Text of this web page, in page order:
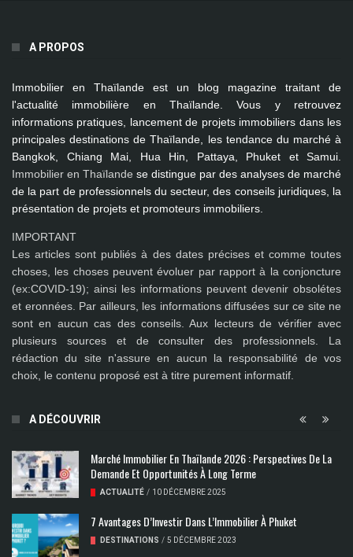
A PROPOS
Immobilier en Thaïlande est un blog magazine traitant de
l'actualité immobilière en Thaïlande. Vous y retrouvez
informations pratiques, lancement de projets immobiliers dans les
principales destinations de Thaïlande, les tendance du marché à
Bangkok, Chiang Mai, Hua Hin, Pattaya, Phuket et Samui
Immobilier en Thaïlande se distingue par des analyses de marché
de la part de professionnels du secteur, des conseils juridiques, la
présentation de projets et promoteurs immobiliers.
IMPORTANT
Les articles sont publiés à des dates précises et comme toutes
choses, les choses peuvent évoluer par rapport à la conjoncture
(ex:COVID-19); ainsi les informations peuvent devenir obsolétes
et eronnées. Par ailleurs, les informations diffusées sur ce site ne
sont en aucun cas des conseils. Aux lecteurs de vérifier avec
plusieurs sources et de consulter des professionnels. La
rédaction du site n'assure en aucun la responsabilité de vos
choix, le contenu proposé est à titre purement informatif.
A DÉCOUVRIR
Marché Immobilier En Thaïlande 2026 : Perspectives De La
Demande Et Opportunités À Long Terme
ACTUALITÉ / 10 DÉCEMBRE 2025
7 Avantages D’Investir Dans L’Immobilier À Phuket
DESTINATIONS / 5 DÉCEMBRE 2023